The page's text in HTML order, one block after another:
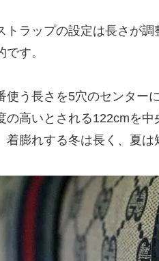
トラップの設定は長さが
す。
使う長さを5穴のセンター
の高いとされる122cmを
着膨れする冬は長く、夏は